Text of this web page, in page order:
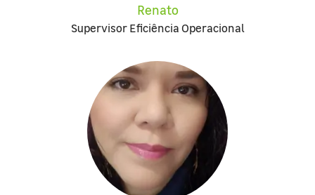
Renato
Supervisor Eficiência Operacional